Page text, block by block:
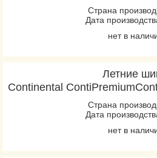
Страна
Дата
нет в
Летние
Continental
Страна
Дата
нет в